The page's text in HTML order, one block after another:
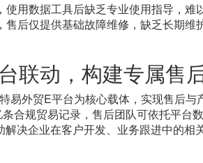
用数据工具后缺乏专业使用指导，
后仅提供基础故障维修，缺乏长期
联动，构建专属售
易外贸E平台为核心载体，实现售后
合规贸易记录，售后团队可依托平台
决企业在客户开发、业务跟进中的相